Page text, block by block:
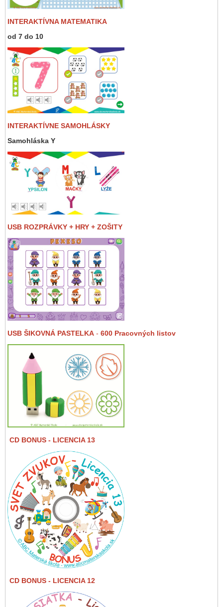
INTERAKTÍVNA MATEMATIKA
od 7 do 10
INTERAKTÍVNE SAMOHLÁSKY
Samohláska Y
USB ROZPRÁVKY + HRY + ZOŠITY
USB ŠIKOVNÁ PASTELKA - 600 Pracovných listov
CD BONUS - LICENCIA 13
CD BONUS - LICENCIA 12